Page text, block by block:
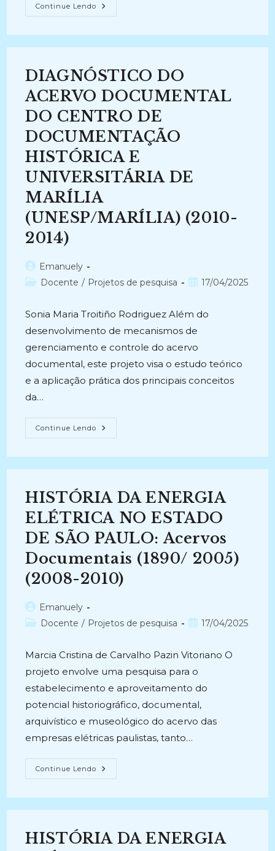
Continue Lendo ACESSO
À
Intervenção
Acervo
Documental
Do
Museu
Câmara
Cascudo
2017)
DIAGNÓSTICO DO
ACERVO DOCUMENTAL
DO CENTRO DE
DOCUMENTAÇÃO
HISTÓRICA E
UNIVERSITÁRIA DE
MARÍLIA
(UNESP/MARÍLIA) (2010-
2014)
Autor
do
Emanuely
Categoria
Docente / Projetos de pesquisa
Post17/04/2025
Sonia Maria Troitiño Rodriguez Além do
desenvolvimento de mecanismos de
gerenciamento e controle do acervo
documental, este projeto visa o estudo teórico
e a aplicação prática dos principais conceitos
da…
Continue Lendo DIAGNÓSTICO
DO
CENTRO
HISTÓRICA
E
UNIVERSITÁRIA
DE
MARÍLIA
(UNESP/MARÍLIA)
2014)
HISTÓRIA DA ENERGIA
ELÉTRICA NO ESTADO
DE SÃO PAULO: Acervos
Documentais (1890/ 2005)
(2008-2010)
Autor
do
Emanuely
Categoria
Docente / Projetos de pesquisa
Post17/04/2025
Marcia Cristina de Carvalho Pazin Vitoriano O
projeto envolve uma pesquisa para o
estabelecimento e aproveitamento do
potencial historiográfico, documental,
arquivístico e museológico do acervo das
empresas elétricas paulistas, tanto…
Continue Lendo HISTÓRIA
DA
ESTADO
PAULO:
Acervos
HISTÓRIA DA ENERGIA